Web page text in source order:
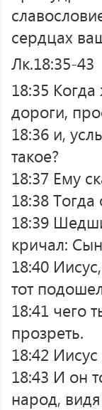
сердцах
Лк.18:35-43
18:35
дороги,
18:36 и,
такое?
18:37 Ему
18:38
18:39
кричал:
18:40
тот
18:41 чего
прозреть.
18:42
18:43 И он
народ, видя